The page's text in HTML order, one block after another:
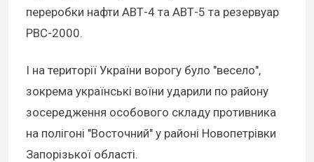
переробки нафти АВТ-4 та АВТ-5 та резервуар
РВС-2000.
І на території України ворогу було "весело",
зокрема українські воїни ударили по району
зосередження особового складу противника
на полігоні "Восточний" у районі Новопетрівки
Запорізької області.